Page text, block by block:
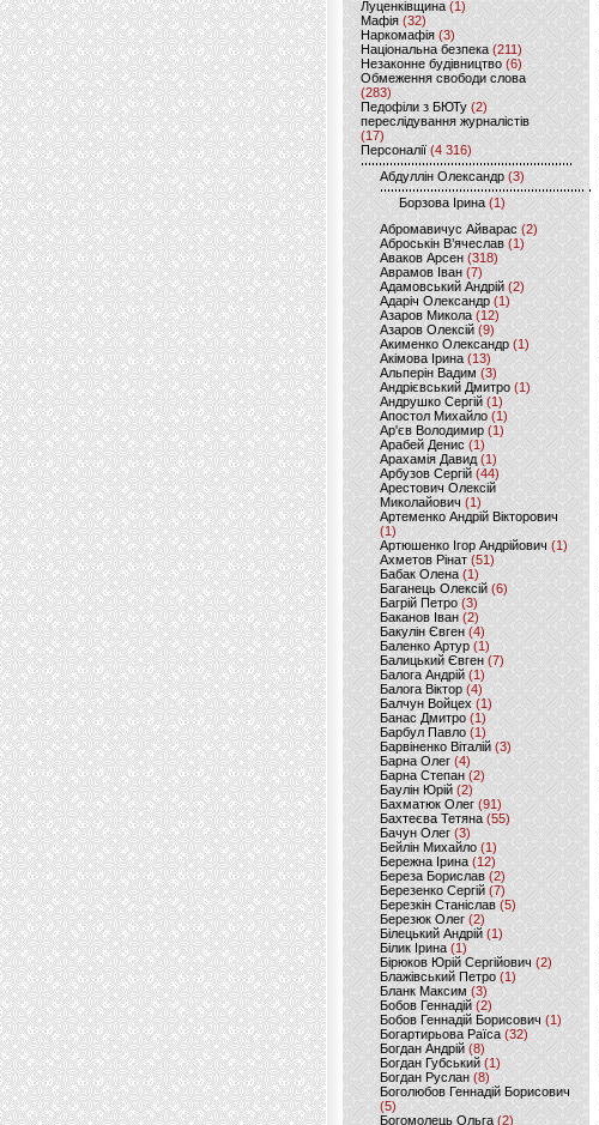
Луценківщина (1)
Мафія (32)
Наркомафія (3)
Національна безпека (211)
Незаконне будівництво(6)
Обмеження свободи слова
(283)
Педофіли з БЮТу (2)
переслідування журналістів
(17)
Персоналії (4 316)
Абдуллін Олександр (3)
Борзова Ірина(1)
Абромавичус Айварас (2)
Аброськін В’ячеслав(1)
Аваков Арсен (318)
Аврамов Іван (7)
Адамовський Андрій(2)
Адаріч Олександр (1)
Азаров Микола (12)
Азаров Олексій (9)
Акименко Олександр(1)
Акімова Ірина(13)
Альперін Вадим (3)
Андрієвський Дмитро(1)
Андрушко Сергій(1)
Апостол Михайло(1)
Ар'єв Володимир (1)
Арабей Денис(1)
Арахамія Давид (1)
Арбузов Сергій (44)
Арестович Олексій
Миколайович(1)
Артеменко Андрій Вікторович
(1)
Артюшенко Ігор Андрійович(1)
Ахметов Рінат(51)
Бабак Олена(1)
Баганець Олексій(6)
Багрій Петро (3)
Баканов Іван(2)
Бакулін Євген (4)
Баленко Артур(1)
Балицький Євген(7)
Балога Андрій (1)
Балога Віктор (4)
Балчун Войцех (1)
Банас Дмитро (1)
Барбул Павло(1)
Барвіненко Віталій(3)
Барна Олег (4)
Барна Степан (2)
Баулін Юрій (2)
Бахматюк Олег (91)
Бахтеєва Тетяна(55)
Бачун Олег (3)
Бейлін Михайло (1)
Бережна Ірина(12)
Береза Борислав(2)
Березенко Сергій (7)
Березкін Станіслав (5)
Березюк Олег(2)
Білецький Андрій (1)
Білик Ірина (1)
Бірюков Юрій Сергійович (2)
Блажівський Петро (1)
Бланк Максим(3)
Бобов Геннадій (2)
Бобов Геннадій Борисович (1)
Богартирьова Раїса (32)
Богдан Андрій(8)
Богдан Губський (1)
Богдан Руслан(8)
Боголюбов Геннадій Борисович
(5)
Богомолець Ольга (2)